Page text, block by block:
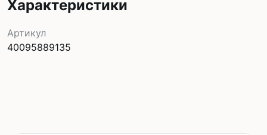
Характеристики
Артикул
40095889135